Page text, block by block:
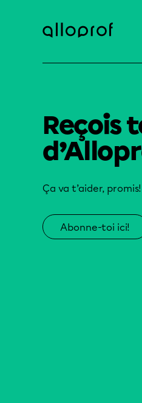
Reçois
Ça va t’aider, promis!
Abonne-toi ici!